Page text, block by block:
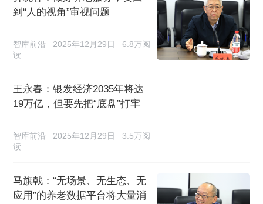
到“人的视角”审视问题
智库前沿 2025年12月29日
6.8万阅
读
王永春：银发经济2035年将达
19万亿，但要先把“底盘”打牢
智库前沿 2025年12月29日
3.5万阅
读
马旗戟：“无场景、无生态、无
应用”的养老数据平台将大量消